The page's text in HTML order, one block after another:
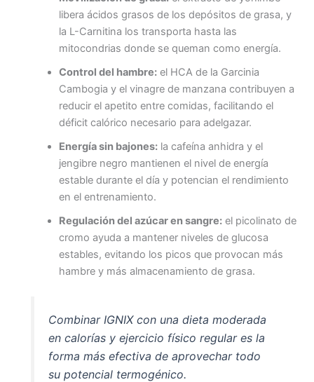
libera ácidos grasos de los depósitos de grasa, y
la L-Carnitina los transporta hasta las
mitocondrias donde se queman como energía.
Control del hambre:el HCA de la Garcinia
Cambogia y el vinagre de manzana contribuyen a
reducir el apetito entre comidas, facilitando el
déficit calórico necesario para adelgazar.
Energía sin bajones:la cafeína anhidra y el
jengibre negro mantienen el nivel de energía
estable durante el día y potencian el rendimiento
en el entrenamiento.
Regulación del azúcar en sangre:el picolinato de
cromo ayuda a mantener niveles de glucosa
estables, evitando los picos que provocan más
hambre y más almacenamiento de grasa.
Combinar IGNIX con una dieta moderada
en calorías y ejercicio físico regular es la
forma más efectiva de aprovechar todo
su potencial termogénico.